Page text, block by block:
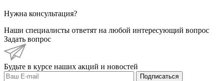
Нужна консультация?
Наши специалисты ответят на любой интересующий вопрос
Задать вопрос
Будьте в курсе наших акций и новостей
Подписаться